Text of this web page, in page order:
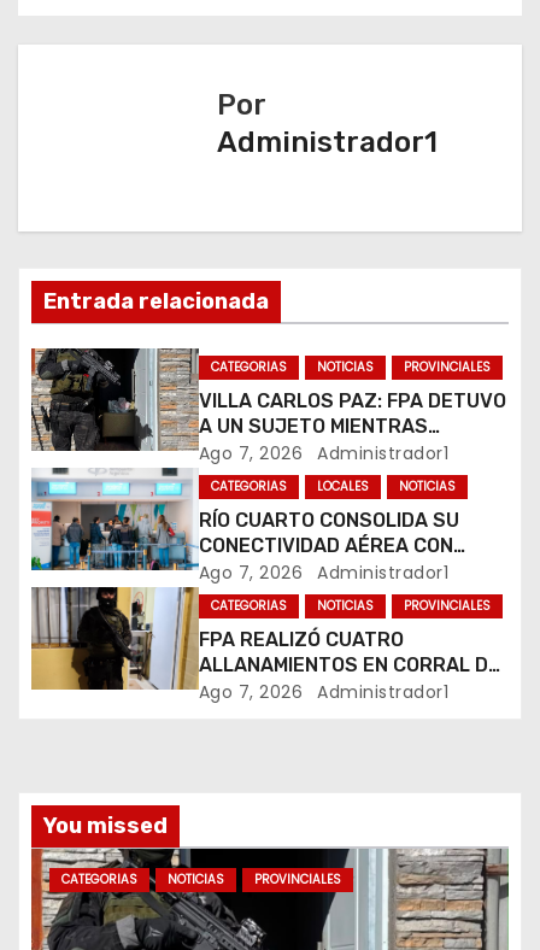
n
d
e
e
n
t
r
a
d
a
Por
Administrador1
Entrada relacionada
CATEGORIAS NOTICIAS PROVINCIALES
VILLA CARLOS PAZ: FPA DETUVO
A UN SUJETO MIENTRAS
COMERCIALIZABA COCAÍNA Y
MARIHUANA EN UNA PLAZA
Ago 7, 2026 Administrador1
CATEGORIAS LOCALES NOTICIAS
RÍO CUARTO CONSOLIDA SU
CONECTIVIDAD AÉREA CON
CUATRO VUELOS SEMANALES A
BUENOS AIRES
Ago 7, 2026 Administrador1
CATEGORIAS NOTICIAS PROVINCIALES
FPA REALIZÓ CUATRO
ALLANAMIENTOS EN CORRAL DE
BUSTOS-IFFLINGER
Ago 7, 2026 Administrador1
You missed
CATEGORIAS NOTICIAS PROVINCIALES